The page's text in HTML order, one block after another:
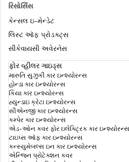
રિસોર્સિસ
કેન્સલ ઇ-મેન્ડેટ
લિસ્ટ ઑફ પ્રોડક્ટ્સ
સીકેવાયસી અવેરનેસ
ફોર વ્હીલર ગાઇડ્સ
મારુતિ સુઝુકી કાર ઇન્શ્યોરન્સ
હોન્ડા કાર ઇન્શ્યોરન્સ
કિયા કાર ઇન્શ્યોરન્સ
હ્યુન્ડાઇ ક્રેટા ઇન્શ્યોરન્સ
સીએનજી કાર ઇન્શ્યોરન્સ
કમ્પેર કાર ઇન્શ્યોરન્સ
એડ-ઓન કવર ફોર ઇલેક્ટ્રિક કાર ઇન્શ્યોરન્સ
ટાઇપ્સ ઑફ કાર ઇન્શ્યોરન્સ
કન્સ્યુમેબલ્સ ઇન કાર ઇન્શ્યોરન્સ
એન્જિન પ્રોટેક્શન કવર